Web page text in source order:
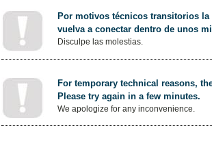
Por motivos técnicos transitorios
vuelva a conectar dentro de unos
Disculpe las molestias.
For temporary technical reasons,
Please try again in a few minutes.
We apologize for any inconvenience.